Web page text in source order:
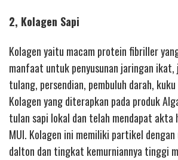
2, Kolagen Sapi
Kolagen yaitu macam protein fibriller
manfaat untuk penyusunan jaringan
tulang, persendian, pembuluh darah,
Kolagen yang diterapkan pada produk
tulan sapi lokal dan telah mendapat akta
MUI. Kolagen ini memiliki partikel
dalton dan tingkat kemurniannya tinggi